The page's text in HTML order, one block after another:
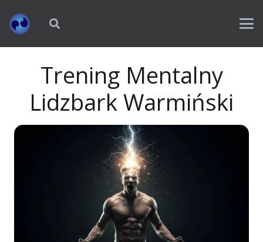
Trening Mentalny
Lidzbark Warmiński